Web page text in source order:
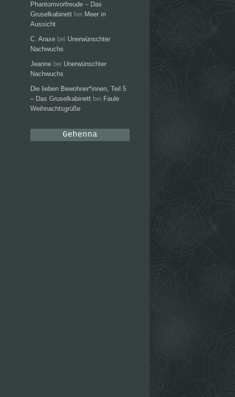
Phantomvorfreude – Das
Gruselkabinett bei Meer in
Aussicht
C. Araxe bei Unerwünschter
Nachwuchs
Jeanne bei Unerwünschter
Nachwuchs
Die lieben Bewohner*innen, Teil 5
– Das Gruselkabinett bei Faule
Weihnachtsgrüße
Gehenna